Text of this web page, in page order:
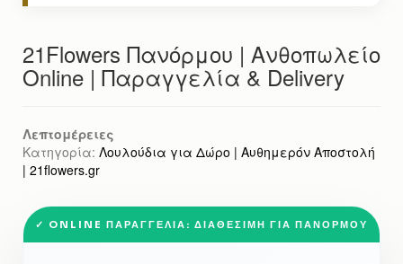
21Flowers Πανόρμου | Ανθοπωλείο
Online | Παραγγελία & Delivery
Λεπτομέρειες
Κατηγορία: Λουλούδια για Δώρο | Αυθημερόν Αποστολή
| 21flowers.gr
✓ ONLINE ΠΑΡΑΓΓΕΛΊΑ: ΔΙΑΘΈΣΙΜΗ ΓΙΑ ΠΑΝΌΡΜΟΥ